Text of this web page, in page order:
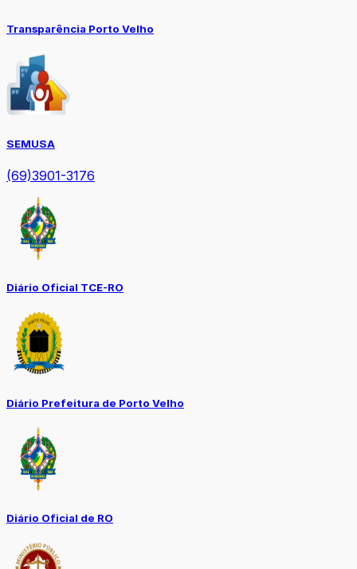
Transparência Porto Velho
SEMUSA
(69)3901-3176
Diário Oficial TCE-RO
Diário Prefeitura de Porto Velho
Diário Oficial de RO